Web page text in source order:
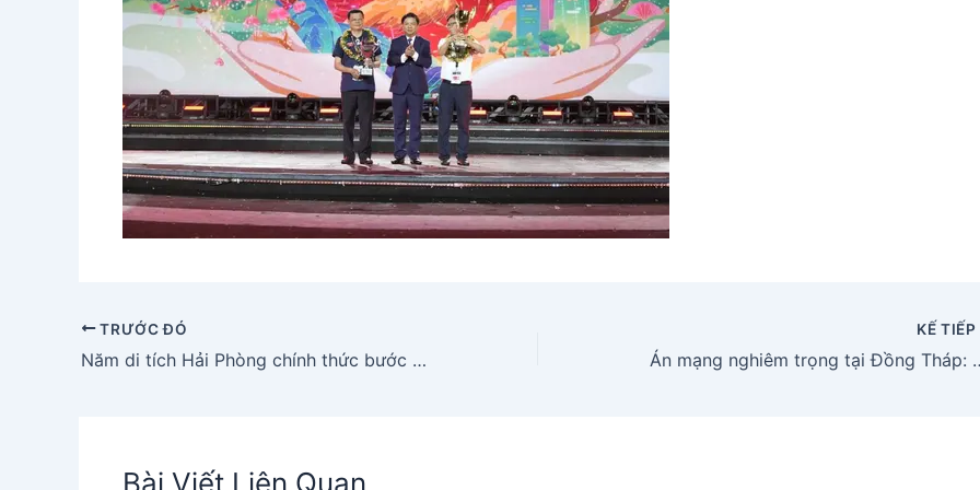
TRƯỚC ĐÓ
Năm di tích Hải Phòng chính thức bước vào danh sách Di sản Văn hóa Thế giới
KẾ TIẾP
Án mạng nghiêm trọng tại
Bài Viết Liên Quan